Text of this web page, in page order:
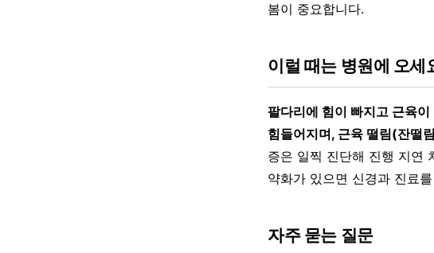
봄이 중요합니다.
이럴 때는 병원에 오세
팔다리에 힘이 빠지고 근육
힘들어지며, 근육 떨림(잔떨
증은 일찍 진단해 진행 지연
약화가 있으면 신경과 진료
자주 묻는 질문